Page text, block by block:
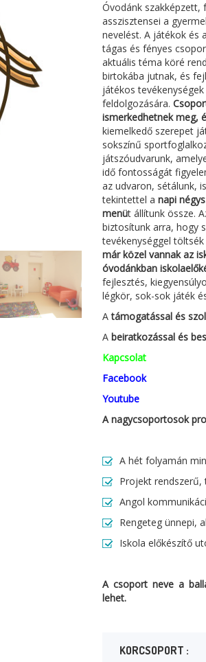
Óvodánk szakképzett,
asszisztensei a
nevelést. A játékok és
tágas és fényes
aktuális téma köré
birtokába jutnak, és
játékos
feldolgozására.
ismerkedhetnek meg,
kiemelkedő szerepet
sokszínű
játszóudvarunk,
idő fontosságát
az udvaron, sétálunk,
tekintettel a napi
menüt állítunk össze.
biztosítunk arra, hogy
tevékenységgel
már közel vannak az
óvodánkban
fejlesztés,
légkör, sok-sok játék
Atámogatással és
A beiratkozással és
Kapcsolat
Facebook
Youtube
A nagycsoportosok
A hét folyamán
Projekt
Angol
Rengeteg ünnepi,
Iskola előkészítő
A csoport neve a
lehet.
KORCSOPORT :